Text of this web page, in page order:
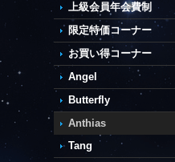
上級会員年会費制
限定特価コーナー
お買い得コーナー
Angel
Butterfly
Anthias
Tang